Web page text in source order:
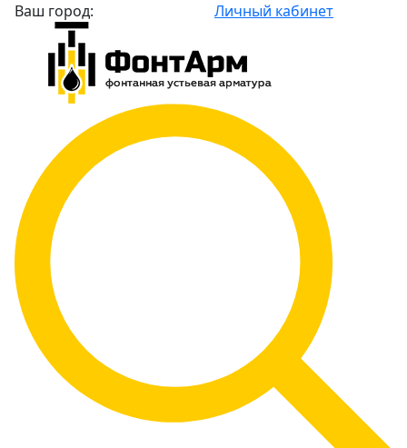
Ваш город: Личный кабинет